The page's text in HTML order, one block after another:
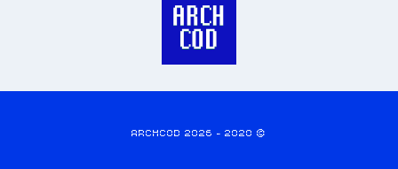
© 2020 - 2026 ARCHCOD